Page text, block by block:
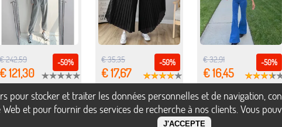
-50%
€ 242,59
€ 121,30
-50%
€ 35,35
€ 17,67
-50%
€ 32,91
€ 16,45
pour stocker et traiter les données personnelles et de navigation,
et pour fournir des services de recherche à nos clients. Vous
J'ACCEPTE